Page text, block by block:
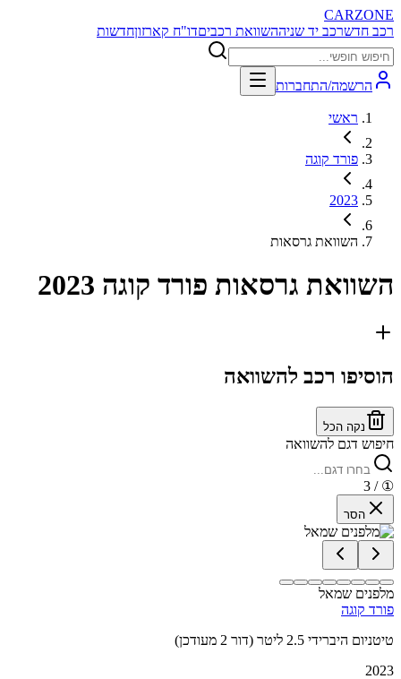
CARZONE
רכב חדשרכב יד שניההשוואת רכביםדו"ח קארזוןחדשות
הרשמה/התחברות
ראשי
פורד קוגה
2023
השוואת גרסאות
השוואת גרסאות פורד קוגה 2023
הוסיפו רכב להשוואה
נקה הכל
חיפוש דגם להשוואה
①
/ 3
הסר
מלפנים שמאל
פורד קוגה
טיטניום היברידי 2.5 ליטר (דור 2 מעודכן)
2023